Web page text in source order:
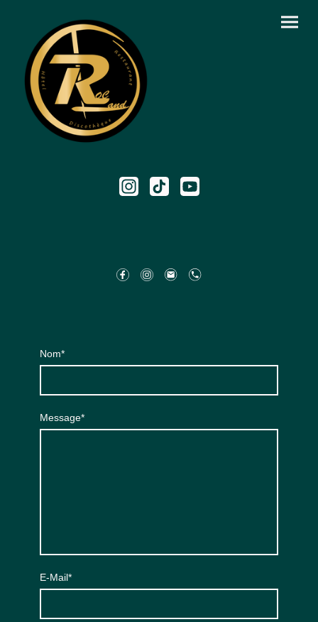
Nom*
Message*
E-Mail *